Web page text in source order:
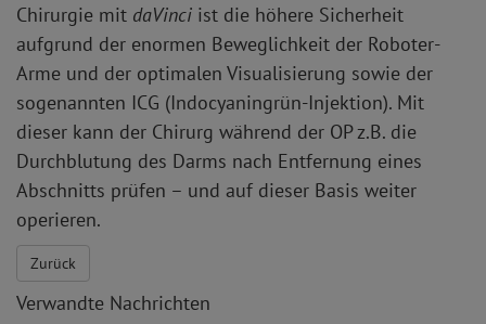
Chirurgie mit daVinci ist die höhere Sicherheit
aufgrund der enormen Beweglichkeit der Roboter-
Arme und der optimalen Visualisierung sowie der
sogenannten ICG (Indocyaningrün-Injektion). Mit
dieser kann der Chirurg während der OP z.B. die
Durchblutung des Darms nach Entfernung eines
Abschnitts prüfen – und auf dieser Basis weiter
operieren.
Zurück
Verwandte Nachrichten